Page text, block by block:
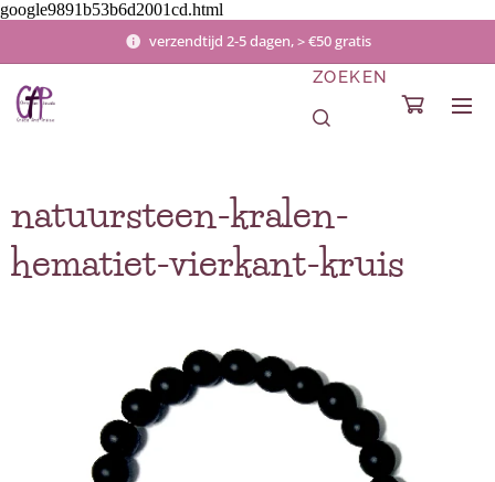
google9891b53b6d2001cd.html
verzendtijd 2-5 dagen, > €50 gratis
ZOEKEN
natuursteen-kralen-
hematiet-vierkant-kruis